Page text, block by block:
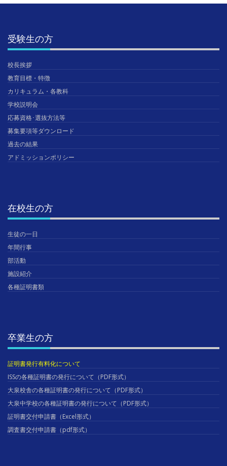
受験生の方
校長挨拶
教育目標・特徴
カリキュラム・各教科
学校説明会
応募資格･選抜方法等
募集要項等ダウンロード
過去の結果
アドミッションポリシー
在校生の方
生徒の一日
年間行事
部活動
施設紹介
各種証明書類
卒業生の方
証明書発行有料化について
ISSの各種証明書の発行について（PDF形式）
大泉校舎の各種証明書の発行について（PDF形式）
大泉中学校の各種証明書の発行について（PDF形式）
証明書交付申請書（Excel形式）
調査書交付申請書（pdf形式）